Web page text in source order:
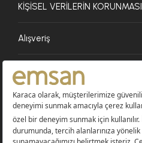
KİŞİSEL VERİLERİN KORUNMASI
Alışveriş